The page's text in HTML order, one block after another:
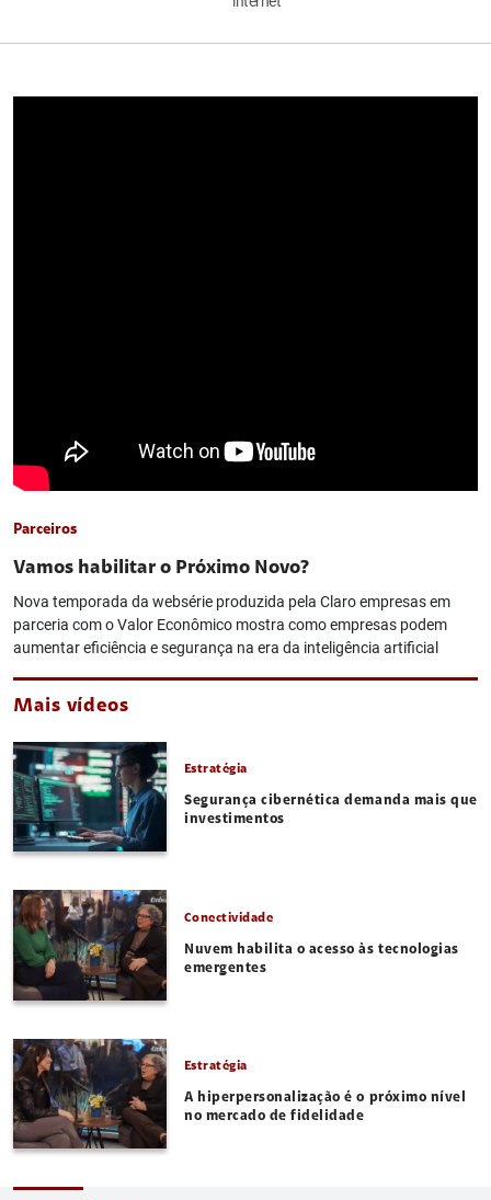
Parceiros
Vamos habilitar o Próximo Novo?
Nova temporada da websérie produzida pela Claro empresas em
parceria com o Valor Econômico mostra como empresas podem
aumentar eficiência e segurança na era da inteligência artificial
Mais vídeos
Estratégia
Segurança cibernética demanda mais que
investimentos
Conectividade
Nuvem habilita o acesso às tecnologias
emergentes
Estratégia
A hiperpersonalização é o próximo nível
no mercado de fidelidade